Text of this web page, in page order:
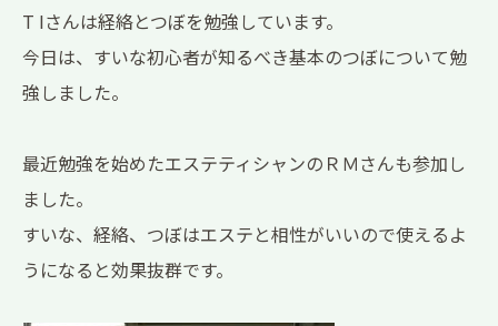
T Iさんは経絡とつぼを勉強しています。
今日は、すいな初心者が知るべき基本のつぼについて勉
強しました。
最近勉強を始めたエステティシャンのＲＭさんも参加し
ました。
すいな、経絡、つぼはエステと相性がいいので使えるよ
うになると効果抜群です。